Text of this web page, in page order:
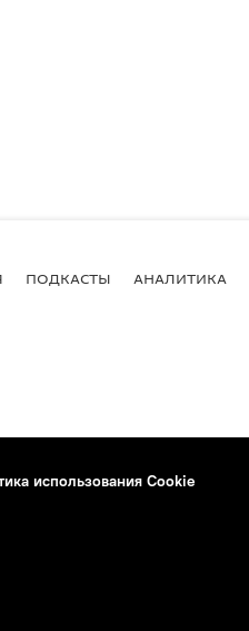
ПОДКАСТЫ АНАЛИТИКА
использования Cookie